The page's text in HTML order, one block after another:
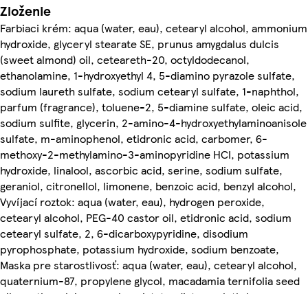
Zloženie
Farbiaci krém: aqua (water, eau), cetearyl alcohol, ammonium
hydroxide, glyceryl stearate SE, prunus amygdalus dulcis
(sweet almond) oil, ceteareth-20, octyldodecanol,
ethanolamine, 1-hydroxyethyl 4, 5-diamino pyrazole sulfate,
sodium laureth sulfate, sodium cetearyl sulfate, 1-naphthol,
parfum (fragrance), toluene-2, 5-diamine sulfate, oleic acid,
sodium sulfite, glycerin, 2-amino-4-hydroxyethylaminoanisole
sulfate, m-aminophenol, etidronic acid, carbomer, 6-
methoxy-2-methylamino-3-aminopyridine HCI, potassium
hydroxide, linalool, ascorbic acid, serine, sodium sulfate,
geraniol, citronellol, limonene, benzoic acid, benzyl alcohol,
Vyvíjací roztok: aqua (water, eau), hydrogen peroxide,
cetearyl alcohol, PEG-40 castor oil, etidronic acid, sodium
cetearyl sulfate, 2, 6-dicarboxypyridine, disodium
pyrophosphate, potassium hydroxide, sodium benzoate,
Maska pre starostlivosť: aqua (water, eau), cetearyl alcohol,
quaternium-87, propylene glycol, macadamia ternifolia seed